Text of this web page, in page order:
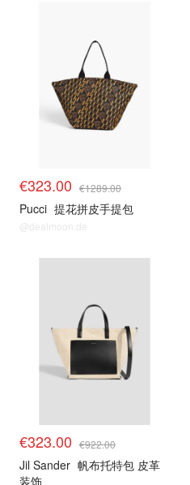
€323.00 €1289.00
Pucci 提花拼皮手提包
@dealmoon.de
€323.00 €922.00
Jil Sander 帆布托特包 皮革
装饰